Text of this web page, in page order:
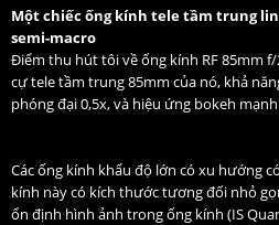
Một chiếc ống kính tele tầm trung
semi-macro
Điểm thu hút tôi về ống kính RF 85mm f/
cự tele tầm trung 85mm của nó, khả
phóng đại 0,5x, và hiệu ứng bokeh
Các ống kính khẩu độ lớn có xu hướng
kính này có kích thước tương đối nhỏ
ổn định hình ảnh trong ống kính (IS